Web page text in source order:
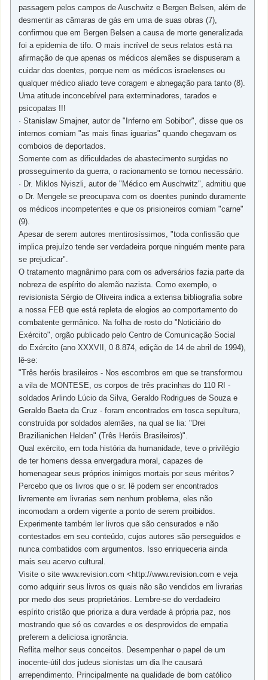
passagem pelos campos de Auschwitz e Bergen Belsen, além de
desmentir as câmaras de gás em uma de suas obras (7),
confirmou que em Bergen Belsen a causa de morte generalizada
foi a epidemia de tifo. O mais incrível de seus relatos está na
afirmação de que apenas os médicos alemães se dispuseram a
cuidar dos doentes, porque nem os médicos israelenses ou
qualquer médico aliado teve coragem e abnegação para tanto (8).
Uma atitude inconcebível para exterminadores, tarados e
psicopatas !!!
· Stanislaw Smajner, autor de "Inferno em Sobibor", disse que os
internos comiam "as mais finas iguarias" quando chegavam os
comboios de deportados.
Somente com as dificuldades de abastecimento surgidas no
prosseguimento da guerra, o racionamento se tornou necessário.
· Dr. Miklos Nyiszli, autor de "Médico em Auschwitz", admitiu que
o Dr. Mengele se preocupava com os doentes punindo duramente
os médicos incompetentes e que os prisioneiros comiam "carne"
(9).
Apesar de serem autores mentirosíssimos, "toda confissão que
implica prejuízo tende ser verdadeira porque ninguém mente para
se prejudicar".
O tratamento magnânimo para com os adversários fazia parte da
nobreza de espírito do alemão nazista. Como exemplo, o
revisionista Sérgio de Oliveira indica a extensa bibliografia sobre
a nossa FEB que está repleta de elogios ao comportamento do
combatente germânico. Na folha de rosto do "Noticiário do
Exército", orgão publicado pelo Centro de Comunicação Social
do Exército (ano XXXVII, 0 8.874, edição de 14 de abril de 1994),
lê-se:
"Três heróis brasileiros - Nos escombros em que se transformou
a vila de MONTESE, os corpos de três pracinhas do 110 RI -
soldados Arlindo Lúcio da Silva, Geraldo Rodrigues de Souza e
Geraldo Baeta da Cruz - foram encontrados em tosca sepultura,
construída por soldados alemães, na qual se lia: "Drei
Brazilianichen Helden" (Três Heróis Brasileiros)".
Qual exército, em toda história da humanidade, teve o privilégio
de ter homens dessa envergadura moral, capazes de
homenagear seus próprios inimigos mortais por seus méritos?
Percebo que os livros que o sr. lê podem ser encontrados
livremente em livrarias sem nenhum problema, eles não
incomodam a ordem vigente a ponto de serem proibidos.
Experimente também ler livros que são censurados e não
contestados em seu conteúdo, cujos autores são perseguidos e
nunca combatidos com argumentos. Isso enriqueceria ainda
mais seu acervo cultural.
Visite o site www.revision.com <http://www.revision.com e veja
como adquirir seus livros os quais não são vendidos em livrarias
por medo dos seus proprietários. Lembre-se do verdadeiro
espírito cristão que prioriza a dura verdade à própria paz, nos
mostrando que só os covardes e os desprovidos de empatia
preferem a deliciosa ignorância.
Reflita melhor seus conceitos. Desempenhar o papel de um
inocente-útil dos judeus sionistas um dia lhe causará
arrependimento. Principalmente na qualidade de bom católico